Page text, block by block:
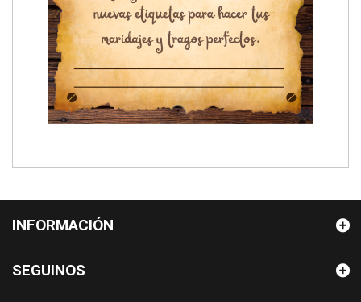
INFORMACIÓN
SEGUINOS